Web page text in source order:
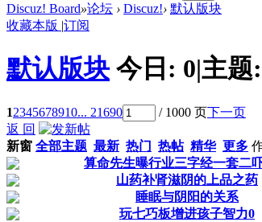
Discuz! Board»论坛 › Discuz!› 默认版块
收藏本版 |订阅
默认版块 今日: 0|主题:
12345678910... 21690 / 1000 页下一页
返 回
新窗 全部主题 最新 热门 热帖 精华 更多
算命先生曝行业三字经一套二
山药补肾滋阴的上品之药
睡眠与阴阳的关系
玩七巧板增进孩子智力0